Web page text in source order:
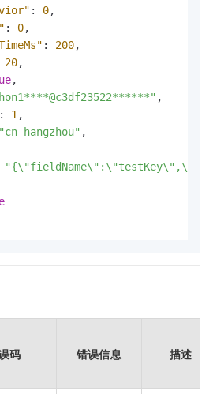
: 0,
: 0,
: 200,
20,
,
,
: 1 ,
"cn-hangzhou" ,
码 错误信息 描述